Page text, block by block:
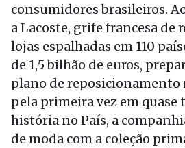
consumidores brasileiros.
a Lacoste, grife francesa de
lojas espalhadas em 110
de 1,5 bilhão de euros,
plano de reposicionamento
pela primeira vez em quase
história no País, a
de moda com a coleção